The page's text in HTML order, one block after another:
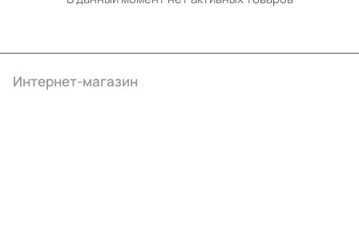
Интернет-магазин